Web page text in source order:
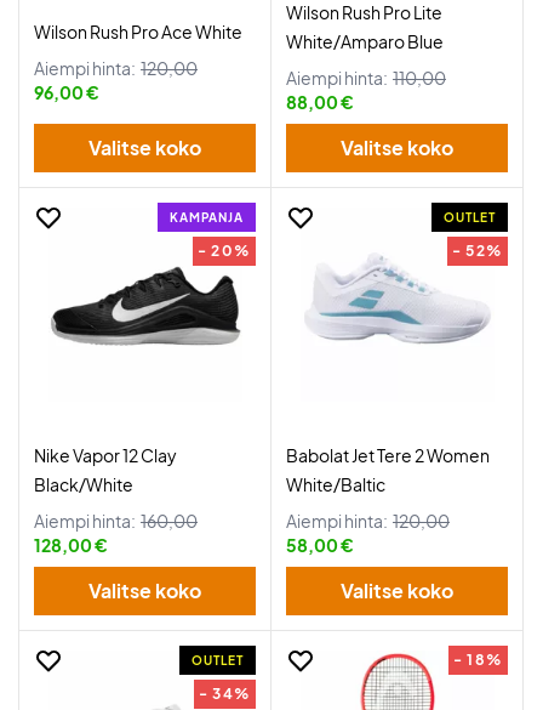
Wilson Rush Pro Ace White
Aiempi hinta: 120,00
96,00 €
Valitse koko
Wilson Rush Pro Lite
White/Amparo Blue
Aiempi hinta: 110,00
88,00 €
Valitse koko
KAMPANJA
- 20%
Nike Vapor 12 Clay
Black/White
Aiempi hinta: 160,00
128,00 €
Valitse koko
OUTLET
- 52%
Babolat Jet Tere 2 Women
White/Baltic
Aiempi hinta: 120,00
58,00 €
Valitse koko
OUTLET
- 34%
- 18%